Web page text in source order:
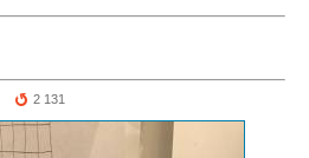
2 131